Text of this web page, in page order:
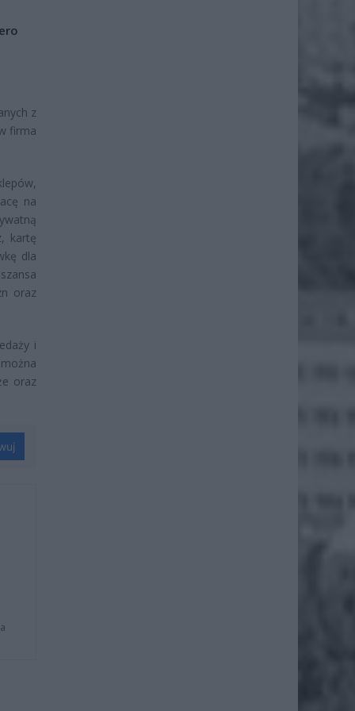
z
firma
na
kartę
dla
oraz
i
oraz